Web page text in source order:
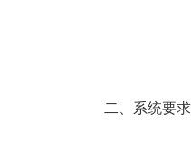
二、系统要求